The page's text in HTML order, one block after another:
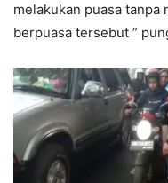
melakukan puasa tanpa
berpuasa tersebut ”